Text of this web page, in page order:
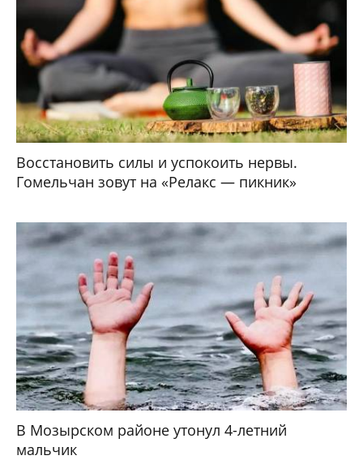
Восстановить силы и успокоить нервы.
Гомельчан зовут на «Релакс — пикник»
В Мозырском районе утонул 4-летний
мальчик